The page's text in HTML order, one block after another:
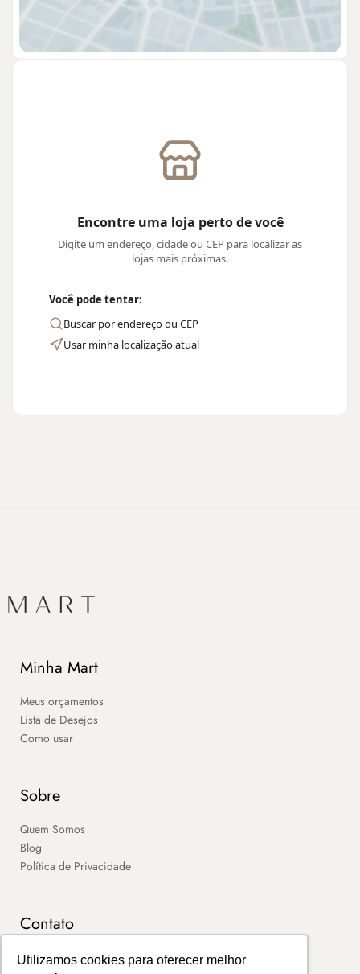
Utilizamos cookies para oferecer melhor
Encontre uma loja perto de você
Digite um endereço, cidade ou CEP para localizar as
lojas mais próximas.
Você pode tentar:
Buscar por endereço ou CEP
Usar minha localização atual
Minha Mart
Meus orçamentos
Lista de Desejos
Como usar
Sobre
Quem Somos
Blog
Política de Privacidade
Contato
SAC